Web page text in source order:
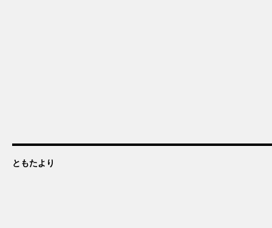
ともたより